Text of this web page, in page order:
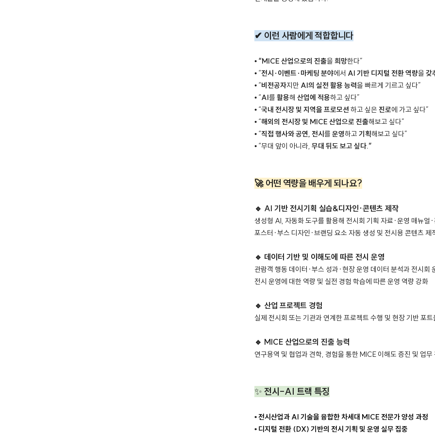
✔ 이런 사람에게 적합합니다
• “MICE 산업으로의 진출을 희망한다”
• “전시·이벤트·마케팅 분야에서 AI 기반 디지털 전환 역량을 갖
• “비전공자지만 AI의 실전 활용 능력을 빠르게 기르고 싶다”
• “AI를 활용해 산업에 적용하고 싶다”
• “국내 전시장 및 지역을 프로모션 하고 싶은 진로에 가고 싶다”
• “해외의 전시장 및 MICE 산업으로 진출해보고 싶다”
• “직접 행사와 공연, 전시 를 운영하고 기획해보고 싶다”
• “무대 앞이 아니라, 무대 뒤도 보고 싶다.”
🚀 어떤 역량을 배우게 되나요?
🔹 AI 기반 전시기획 실습&디자인·콘텐츠 제작
생성형 AI, 자동화 도구를 활용해 전시회 기획 자료·운영 매뉴얼
포스터·부스 디자인·브랜딩 요소 자동 생성 및 전시용 콘텐츠 제
🔹 데이터 기반 및 이해도에 따른 전시 운영
관람객 행동 데이터·부스 성과·현장 운영 데이터 분석과 전시회
전시 운영에 대한 역량 및 실전 경험 학습에 따른 운영 역량 강화
🔹 산업 프로젝트 경험
실제 전시회 또는 기관과 연계한 프로젝트 수행 및 현장 기반 포
🔹 MICE 산업으로의 진출 능력
연구용역 및 협업과 견학, 경험을 통한 MICE 이해도 증진 및 업무
✨ 전시-AI 트랙 특징
•전시산업과 AI 기술을 융합한 차세대 MICE 전문가 양성 과정
• 디지털 전환 (DX) 기반의 전시 기획 및 운영 실무 집중